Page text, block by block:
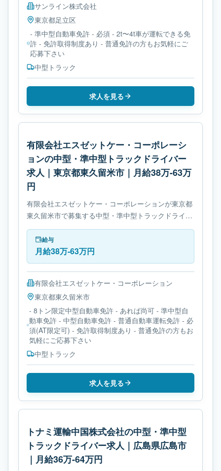
サンライン株式会社
東京都足立区
- 準中型自動車免許 - 必須 - 2t〜4t車が運転できる免
許 - 免許取得制度あり - 普通免許の方もお気軽にご
応募下さい
中型トラック
求人を見る
有限会社エスゼットケー・コーポレーシ
ョンの中型・準中型トラックドライバー
求人｜東京都東久留米市｜月給38万-63万
円
有限会社エスゼットケー・コーポレーションが東京都
東久留米市で募集する中型・準中型トラックドライバ
ー求人です。使用車種は中型トラックです。必要免許
は- 8トン限定中型自動車免許です。
給与
月給38万-63万円
有限会社エスゼットケー・コーポレーション
東京都東久留米市
- 8トン限定中型自動車免許 - あれば尚可 - 準中型自
動車免許 - 中型自動車免許 - 普通自動車運転免許 - 必
須(AT限定可) - 免許取得制度あり - 普通免許の方もお
気軽にご応募下さい
中型トラック
求人を見る
トナミ運輸中国株式会社の中型・準中型
トラックドライバー求人｜広島県広島市
｜月給36万-64万円